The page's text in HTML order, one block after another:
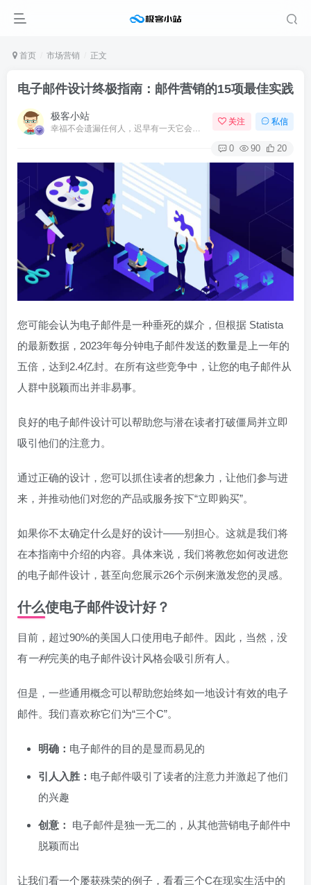
首页 市场营销 正文
电子邮件设计终极指南：邮件营销的15项最佳实践
极客小站 关注 私信
0 90 20
您可能会认为电子邮件是一种垂死的媒介，但根据 Statista
的最新数据，2023年每分钟电子邮件发送的数量是上一年的
五倍，达到2.4亿封。在所有这些竞争中，让您的电子邮件从
人群中脱颖而出并非易事。
良好的电子邮件设计可以帮助您与潜在读者打破僵局并立即
吸引他们的注意力。
通过正确的设计，您可以抓住读者的想象力，让他们参与进
来，并推动他们对您的产品或服务按下“立即购买”。
如果你不太确定什么是好的设计——别担心。这就是我们将
在本指南中介绍的内容。具体来说，我们将教您如何改进您
的电子邮件设计，甚至向您展示26个示例来激发您的灵感。
什么使电子邮件设计好？
目前，超过90%的美国人口使用电子邮件。因此，当然，没
有一种完美的电子邮件设计风格会吸引所有人。
但是，一些通用概念可以帮助您始终如一地设计有效的电子
邮件。我们喜欢称它们为“三个C”。
明确： 电子邮件的目的是显而易见的
引人入胜： 电子邮件吸引了读者的注意力并激起了他们
的兴趣
创意：
电子邮件是独一无二的，从其他营销电子邮件中
脱颖而出
让我们看一个屡获殊荣的例子，看看三个C在现实生活中的